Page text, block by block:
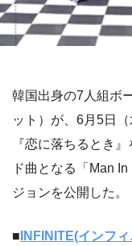
韓国出身の7人組ボ
ット）が、6月5日
『恋に落ちるとき
ド曲となる「Man
ジョンを公開した。
■ INFINITE(インフ